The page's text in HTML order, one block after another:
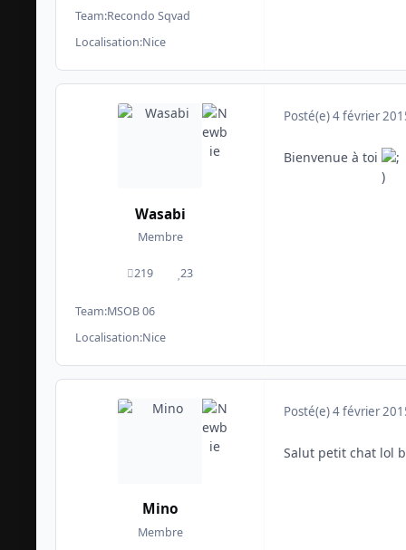
Team:Recondo Sqvad
Localisation:Nice
Wasabi
Membre
219
messages
23
Réputation
Team:MSOB 06
Localisation:Nice
Posté(e)4 février
Bienvenue à toi
Mino
Membre
Posté(e)4 février
Salut petit chat lol